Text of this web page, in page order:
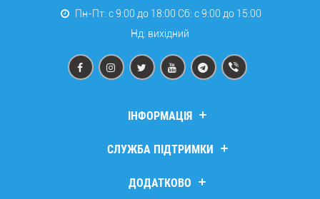
Пн-Пт: с 9:00 до 18:00 Сб: c 9:00 до 15:00
Нд: вихідний
ІНФОРМАЦІЯ
Про компанію
Повернення та обмін
СЛУЖБА ПІДТРИМКИ
Повернення товару
ДОДАТКОВО